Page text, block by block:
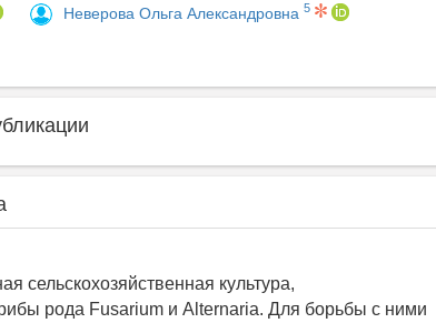
Неверова Ольга Александровна 5
сельскохозяйственная культура,
рода Fusarium и Alternaria. Для борьбы с ними